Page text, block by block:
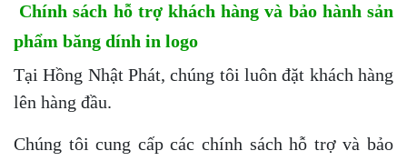
Chính sách hỗ trợ khách hàng và bảo hành sản
phẩm băng dính in logo
Tại Hồng Nhật Phát, chúng tôi luôn đặt khách hàng
lên hàng đầu.
Chúng tôi cung cấp các chính sách hỗ trợ và bảo